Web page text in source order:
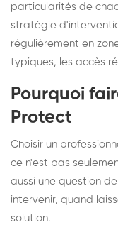
particularités de
stratégie
régulièrement en
typiques, les accès
Pourquoi
Protect
Choisir un
ce n'est pas
aussi une question de
intervenir, quand
solution.